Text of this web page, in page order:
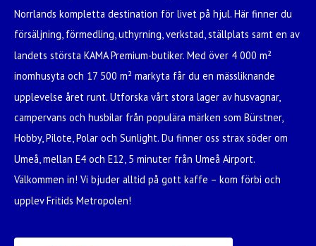
Norrlands kompletta destination för livet på hjul. Här finner du
försäljning, förmedling, uthyrning, verkstad, ställplats samt en av
landets största KAMA Premium-butiker. Med över 4 000 m²
inomhusyta och 17 500 m² markyta får du en mässliknande
upplevelse året runt. Utforska vårt stora lager av husvagnar,
campervans och husbilar från populära märken som Bürstner,
Hobby, Pilote, Polar och Sunlight. Du finner oss strax söder om
Umeå, mellan E4 och E12, 5 minuter från Umeå Airport.
Välkommen in! Vi bjuder alltid på gott kaffe – kom förbi och
upplev Fritids Metropolen!